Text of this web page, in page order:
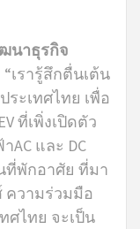
นาธุรกิจ
เรารู้สึกตื่นเต้น
ะเทศไทย เพื่อ
ที่เพิ่งเปิดตัว
และ DC
ที่พักอาศัย ที่มา
ความร่วมมือ
ศไทย จะเป็น